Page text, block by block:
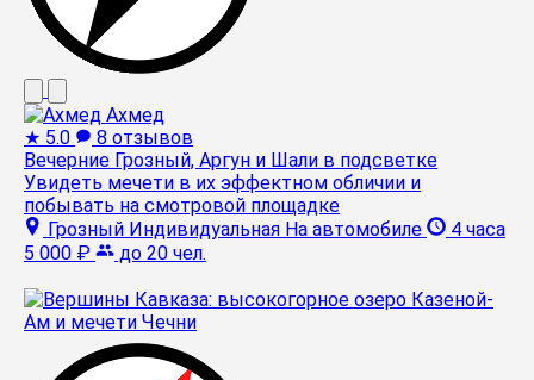
Ахмед
★ 5.0
8 отзывов
Вечерние Грозный, Аргун и Шали в подсветке
Увидеть мечети в их эффектном обличии и
побывать на смотровой площадке
Грозный Индивидуальная На автомобиле
4 часа
5 000 ₽
до 20 чел.